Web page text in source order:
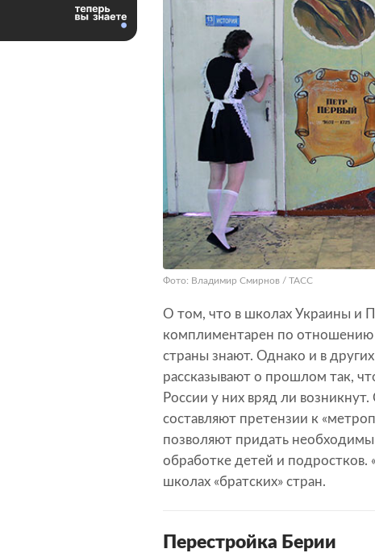
Фото: Владимир Смирнов / ТАСС
О том, что в школах Украины и
комплиментарен по отношению
страны знают. Однако и в
рассказывают о прошлом так,
России у них вряд ли
составляют претензии к
позволяют придать
обработке детей и подростков.
школах «братских» стран.
Перестройка Берии